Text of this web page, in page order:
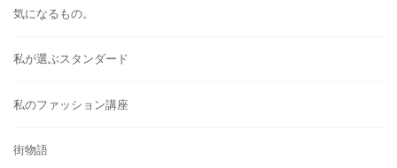
気になるもの。
私が選ぶスタンダード
私のファッション講座
街物語